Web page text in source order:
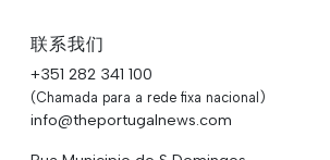
联系我们
+351 282 341 100
(Chamada para a rede fixa nacional)
info@theportugalnews.com